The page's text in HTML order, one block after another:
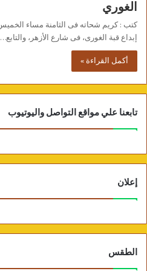
الغوري
إبداع قبة الغورى، فى شارع الأزهر، والتابع…
أكمل القراءة »
تابعنا علي مواقع التواصل واليوتيوب
إعلان
الطقس